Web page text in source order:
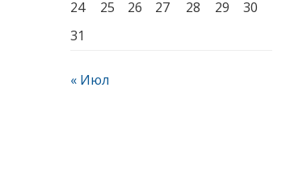
24
25 26 27 28 29
30
31
« Июл